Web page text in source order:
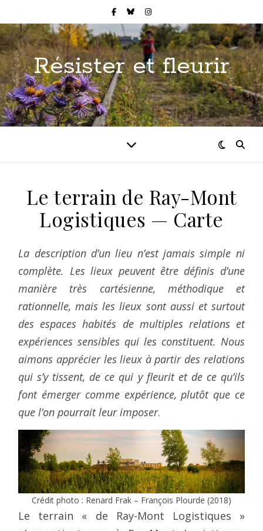
Résister et fleurir
Le terrain de Ray-Mont
Logistiques — Carte
La description d’un lieu n’est jamais simple ni
complète. Les lieux peuvent être définis d’une
manière très cartésienne, méthodique et
rationnelle, mais les lieux sont aussi et surtout
des espaces habités de multiples relations et
expériences sensibles qui les constituent. Nous
aimons apprécier les lieux à partir des relations
qui s’y tissent, de ce qui y fleurit et de ce qu’ils
font émerger comme expérience, plutôt que ce
que l’on pourrait leur imposer.
Crédit photo : Renard Frak – François Plourde (2018)
Le terrain « de Ray-Mont Logistiques »